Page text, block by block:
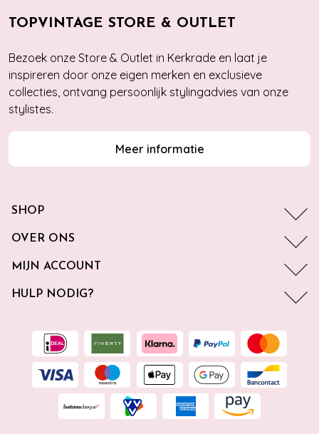
TOPVINTAGE STORE & OUTLET
Bezoek onze Store & Outlet in Kerkrade en laat je
inspireren door onze eigen merken en exclusieve
collecties, ontvang persoonlijk stylingadvies van onze
stylistes.
Meer informatie
SHOP
OVER ONS
MIJN ACCOUNT
HULP NODIG?